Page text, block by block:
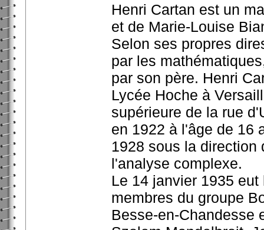
Henri Cartan est un
et de Marie-Louise
Selon ses propres
par les
par son père. Henri
Lycée Hoche à
supérieure de la rue
en 1922 à l'âge de 16
1928 sous la direction
l'analyse complexe.
Le 14 janvier 1935
membres du groupe
Besse-en-Chandesse